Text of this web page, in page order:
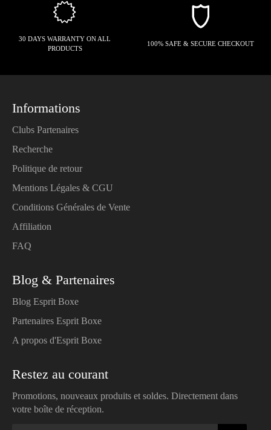
30 DAYS WARRANTY ON ALL
PRODUCTS
100% SAFE & SECURE CHECKOUT
Informations
Clubs Partenaires
Recherche
Politique de retour
Mentions Légales & CGU
Conditions Générales de Vente
Affiliation
FAQ
Blog & Partenaires
Blog Esprit Boxe
Partenaires Esprit Boxe
A propos d'Esprit Boxe
Restez au courant
Promotions, nouveaux produits et soldes. Directement dans
votre boîte de réception.